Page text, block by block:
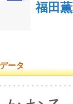
福田
ータ